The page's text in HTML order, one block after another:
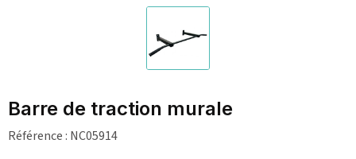
Barre de traction murale
Référence : NC05914